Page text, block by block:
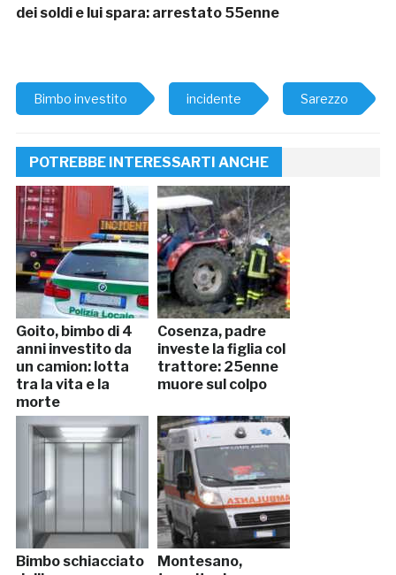
dei soldi e lui spara: arrestato 55enne
Bimbo investito incidente Sarezzo
POTREBBE INTERESSARTI ANCHE
Goito, bimbo di 4
anni investito da
un camion: lotta
tra la vita e la
morte
Cosenza, padre
investe la figlia col
trattore: 25enne
muore sul colpo
Bimbo schiacciato
Montesano,